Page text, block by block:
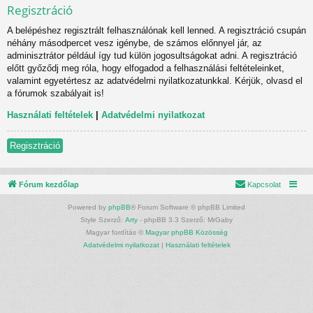
Regisztráció
A belépéshez regisztrált felhasználónak kell lenned. A regisztráció csupán
néhány másodpercet vesz igénybe, de számos előnnyel jár, az
adminisztrátor például így tud külön jogosultságokat adni. A regisztráció
előtt győződj meg róla, hogy elfogadod a felhasználási feltételeinket,
valamint egyetértesz az adatvédelmi nyilatkozatunkkal. Kérjük, olvasd el
a fórumok szabályait is!
Használati feltételek | Adatvédelmi nyilatkozat
Regisztráció
Fórum kezdőlap Kapcsolat
Powered by phpBB® Forum Software © phpBB Limited
Style Szerző: Arty - phpBB 3.3 Szerző: MrGaby
Magyar fordítás © Magyar phpBB Közösség
Adatvédelmi nyilatkozat| Használati feltételek